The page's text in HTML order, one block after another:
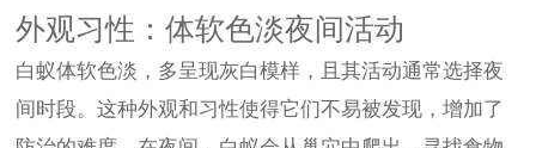
外观习性：体软色淡夜间活动
白蚁体软色淡，多呈现灰白模样，且其活动通常选择夜
间时段。这种外观和习性使得它们不易被发现，增加了